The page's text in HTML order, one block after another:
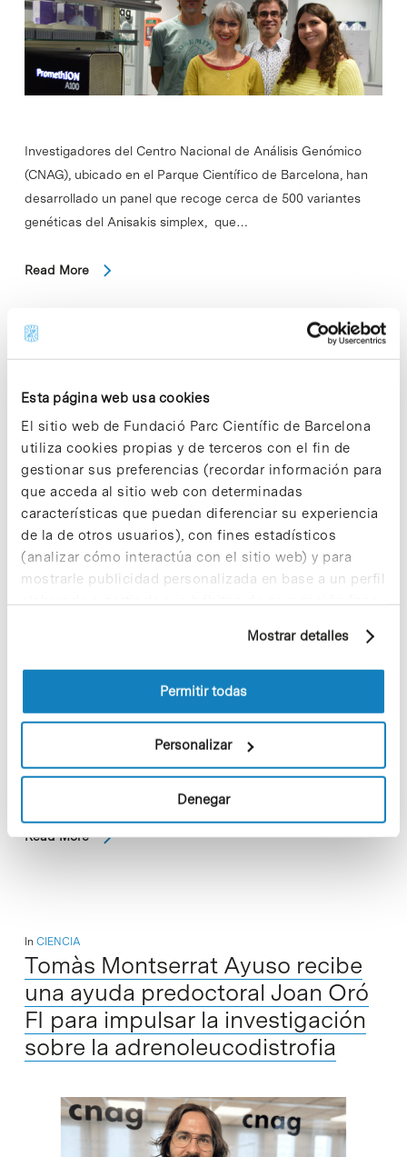
Esta página web usa cookies
El sitio web de Fundació Parc Científic de Barcelona
utiliza cookies propias y de terceros con el fin de
gestionar sus preferencias (recordar información para
que acceda al sitio web con determinadas
características que puedan diferenciar su experiencia
de la de otros usuarios), con fines estadísticos
(analizar cómo interactúa con el sitio web) y para
mostrarle publicidad personalizada en base a un perfil
elaborado a partir de sus hábitos de navegación (por
información sobre las cookies puede consultar
la Política de cookies del sitio web.
Mostrar detalles
Permitir todas
Personalizar
Denegar
Investigadores del Centro Nacional de Análisis Genómico
(CNAG), ubicado en el Parque Científico de Barcelona, han
desarrollado un panel que recoge cerca de 500 variantes
genéticas del Anisakis simplex, que…
Read More
Un estudio del ISGlobal indica
que la fiebre alta podría reducir
temporalmente la transmisión de
la malaria
Un estudio liderado por el Instituto de Salud Global de
Barcelona (ISGlobal), centro impulsado por la Fundación ”la
Caixa”, revela que Plasmodium falciparum no puede activar
Read More
In CIENCIA
Tomàs Montserrat Ayuso recibe
una ayuda predoctoral Joan Oró
FI para impulsar la investigación
sobre la adrenoleucodistrofia